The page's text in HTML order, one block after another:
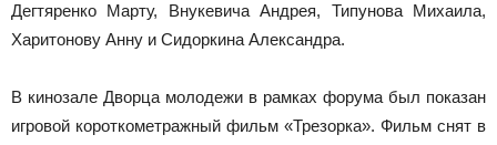
Дегтяренко Марту, Внукевича Андрея, Типунова Михаила,
Харитонову Анну и Сидоркина Александра.
В кинозале Дворца молодежи в рамках форума был показан
игровой короткометражный фильм «Трезорка». Фильм снят в